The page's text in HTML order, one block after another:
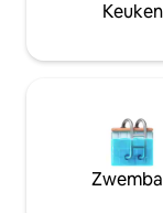
Keuken